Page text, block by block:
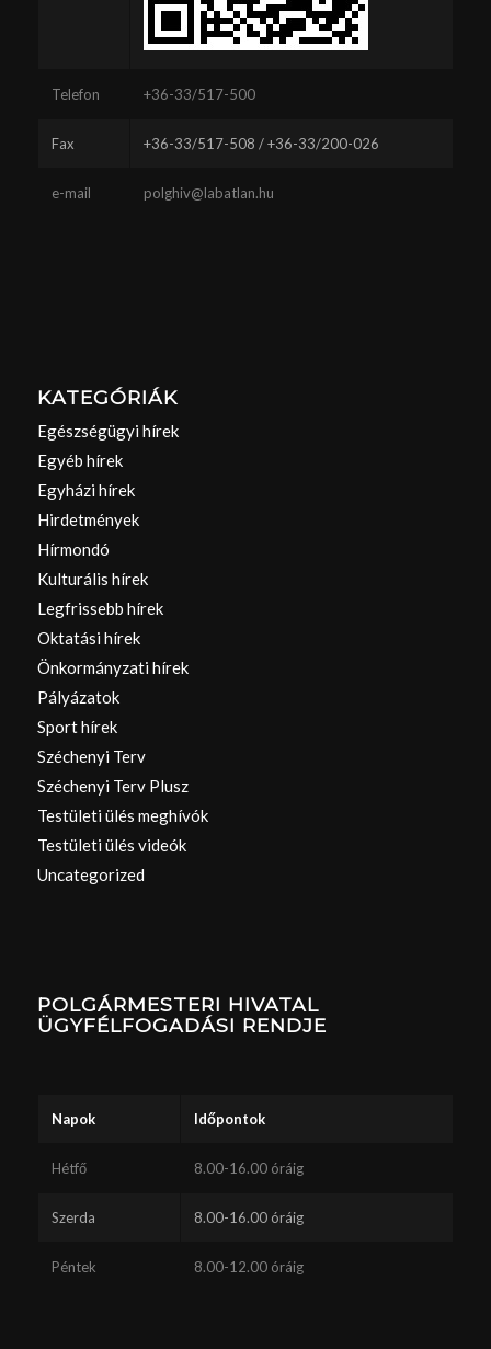
Telefon +36-33/517-500
Fax +36-33/517-508 / +36-33/200-026
e-mail polghiv@labatlan.hu
KATEGÓRIÁK
Egészségügyi hírek
Egyéb hírek
Egyházi hírek
Hirdetmények
Hírmondó
Kulturális hírek
Legfrissebb hírek
Oktatási hírek
Önkormányzati hírek
Pályázatok
Sport hírek
Széchenyi Terv
Széchenyi Terv Plusz
Testületi ülés meghívók
Testületi ülés videók
Uncategorized
POLGÁRMESTERI HIVATAL
ÜGYFÉLFOGADÁSI RENDJE
Napok Időpontok
Hétfő 8.00-16.00 óráig
Szerda 8.00-16.00 óráig
Péntek 8.00-12.00 óráig